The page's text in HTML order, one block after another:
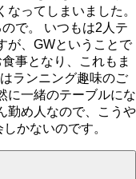
ってしまいました。
で。 いつもは2人テ
が、GWということで
事となり、これもま
ランニング趣味のご
に一緒のテーブルにな
勤め人なので、こうや
かないのです。